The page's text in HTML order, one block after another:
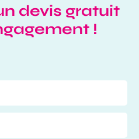
devis gratuit
!